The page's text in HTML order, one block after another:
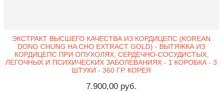
ЭКСТРАКТ ВЫСШЕГО КАЧЕСТВА ИЗ КОРДИЦЕПС (KOREAN
DONG CHUNG HA CHO EXTRACT GOLD) - ВЫТЯЖКА ИЗ
КОРДИЦЕПС ПРИ ОПУХОЛЯХ, СЕРДЕЧНО-СОСУДИСТЫХ,
ЛЕГОЧНЫХ И ПСИХИЧЕСКИХ ЗАБОЛЕВАНИЯХ - 1 КОРОБКА - 3
ШТУКИ - 360 ГР. КОРЕЯ
7.900,00 руб.